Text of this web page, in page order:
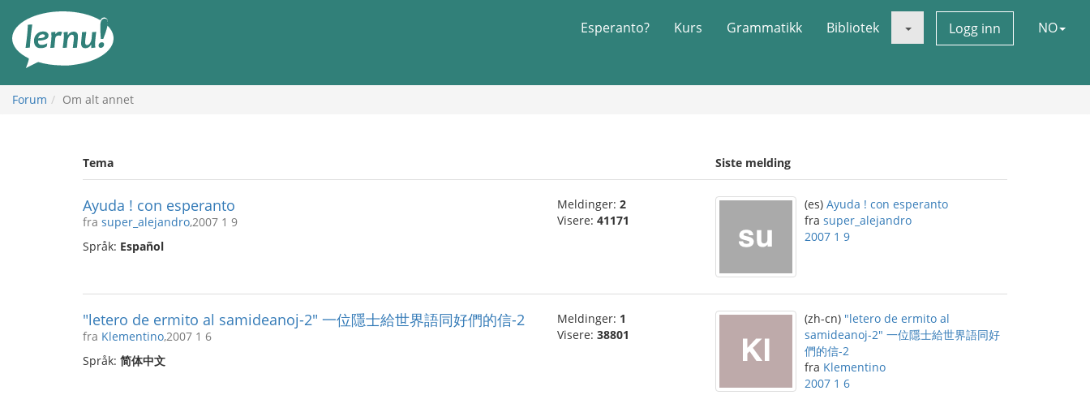
innholdet
Esperanto? Kurs Grammatikk Bibliotek Logg inn NO
Forum Om alt annet
Tema Siste melding
Ayuda ! con esperanto
fra super_alejandro,2007 1 9
Språk: Español
Meldinger: 2
Visere: 41171
(es) Ayuda ! con esperanto
fra super_alejandro
2007 1 9
"letero de ermito al samideanoj-2" 一位隱士給世界語同好們的信-2
fra Klementino,2007 1 6
Språk: 简体中文
Meldinger: 1
Visere: 38801
(zh-cn) "letero de ermito al
samideanoj-2" 一位隱士給世界語同好
們的信-2
fra Klementino
2007 1 6